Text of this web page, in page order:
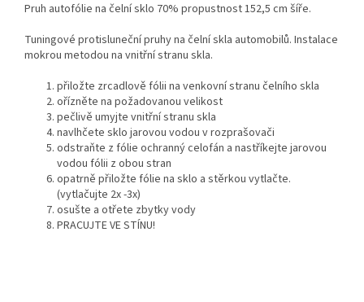
Pruh autofólie na čelní sklo 70% propustnost 152,5 cm šíře.
Tuningové protisluneční pruhy na čelní skla automobilů. Instalace
mokrou metodou na vnitřní stranu skla.
přiložte zrcadlově fólii na venkovní stranu čelního skla
ořízněte na požadovanou velikost
pečlivě umyjte vnitřní stranu skla
navlhčete sklo jarovou vodou v rozprašovači
odstraňte z fólie ochranný celofán a nastříkejte jarovou
vodou fólii z obou stran
opatrně přiložte fólie na sklo a stěrkou vytlačte.
(vytlačujte 2x -3x)
osušte a otřete zbytky vody
PRACUJTE VE STÍNU!